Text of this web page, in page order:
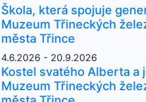
Škola, která spojuje
Muzeum Třineckých
města Třince
4.6.2026 - 20.9.2026
Kostel svatého Alberta a
Muzeum Třineckých